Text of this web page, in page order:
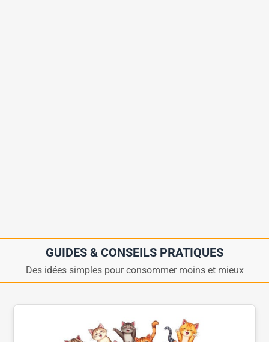
GUIDES & CONSEILS PRATIQUES
Des idées simples pour consommer moins et mieux